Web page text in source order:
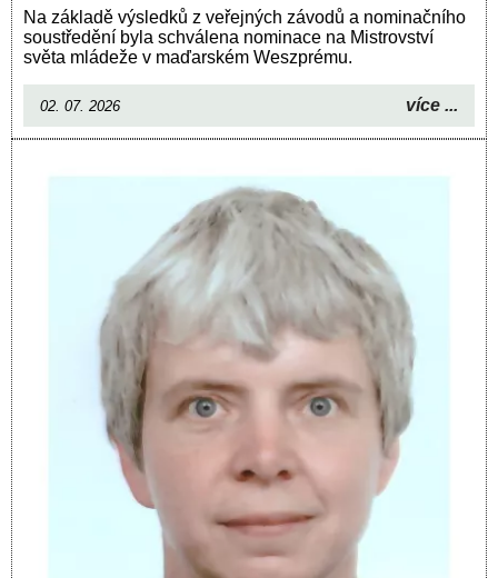
Na základě výsledků z veřejných závodů a nominačního
soustředění byla schválena nominace na Mistrovství
světa mládeže v maďarském Weszprému.
02. 07. 2026 více ...